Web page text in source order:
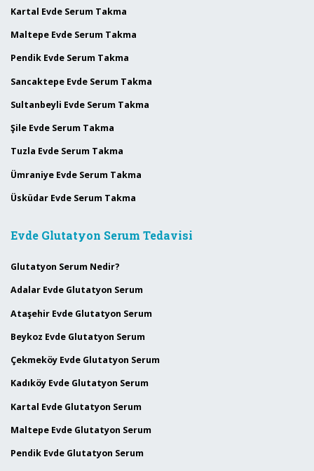
Kartal Evde Serum Takma
Maltepe Evde Serum Takma
Pendik Evde Serum Takma
Sancaktepe Evde Serum Takma
Sultanbeyli Evde Serum Takma
Şile Evde Serum Takma
Tuzla Evde Serum Takma
Ümraniye Evde Serum Takma
Üsküdar Evde Serum Takma
Evde Glutatyon Serum Tedavisi
Glutatyon Serum Nedir?
Adalar Evde Glutatyon Serum
Ataşehir Evde Glutatyon Serum
Beykoz Evde Glutatyon Serum
Çekmeköy Evde Glutatyon Serum
Kadıköy Evde Glutatyon Serum
Kartal Evde Glutatyon Serum
Maltepe Evde Glutatyon Serum
Pendik Evde Glutatyon Serum